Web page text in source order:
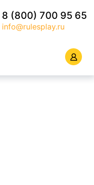
8 (800) 700 95 65
info@rulesplay.ru